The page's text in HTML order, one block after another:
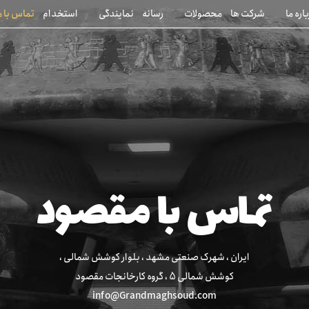
ما شرکت ها محصولات رسانه نمایندگی استخدام تماس با
تماس با مقصود
ایران ، شهرک صنعتی مشهد ، بلوار کوشش شمالی ،
کوشش شمالی 5 ، گروه کارخانجات مقصود
info@Grandmaghsoud.com